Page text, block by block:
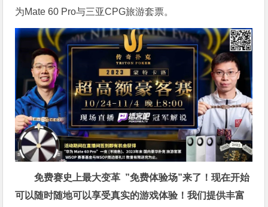
为Mate 60 Pro与三亚CPG旅游套票。
免费赛史上最大变革 ”免费体验场”来了！现在开始
可以随时随地可以享受真实的游戏体验！我们提供丰富